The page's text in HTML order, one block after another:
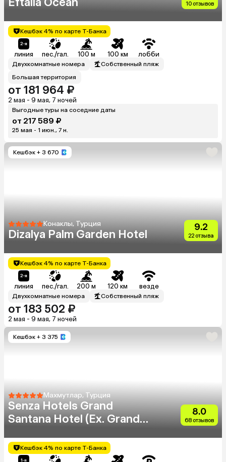
10 отзывов
Кешбэк 4% по карте Т-Банка
линия пес./гал. 100 м 100 км лобби
Двухкомнатные номера
Собственный пляж
Большая территория
от 181 964 ₽
2 мая - 9 мая, 7 ночей
Выгодные туры на соседние даты
от 217 589 ₽
25 мая - 1 июн., 7 н.
Кешбэк + 3 670
Конаклы, Турция
Dizalya Palm Garden Hotel
9.2
22 отзыва
Кешбэк 4% по карте Т-Банка
линия пес./гал. 200 м 120 км везде
Двухкомнатные номера Собственный пляж
от 183 502 ₽
2 мая - 9 мая, 7 ночей
Кешбэк + 3 375
Махмутлар, Турция
Senza Hotels Grand
Santana Hotel (Ex. Grand
8.0
68 отзывов
Кешбэк 4% по карте Т-Банка